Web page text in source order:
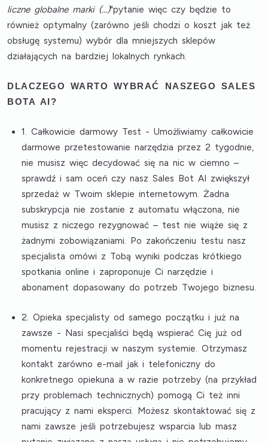
liczne globalne marki (...)"pytanie więc czy będzie to
również optymalny (zarówno jeśli chodzi o koszt jak też
obsługę systemu) wybór dla mniejszych sklepów
działających na bardziej lokalnych rynkach.
DLACZEGO WARTO WYBRAĆ NASZEGO SALES
BOTA AI?
1. Całkowicie darmowy Test - Umożliwiamycałkowicie
darmowe przetestowanie narzędzia przez 2 tygodnie,
nie musisz więc decydować się na nic w ciemno –
sprawdź i sam oceń czy nasz Sales Bot AI zwiększył
sprzedaż w Twoim sklepie internetowym. Żadna
subskrypcja nie zostanie z automatu włączona, nie
musisz z niczego rezygnować – test nie wiąże się z
żadnymi zobowiązaniami. Po zakończeniu testu nasz
specjalista omówi z Tobą wyniki podczas krótkiego
spotkania online i zaproponuje Ci narzędzie i
abonament dopasowany do potrzeb Twojego biznesu.
2. Opieka specjalisty od samego początku i już na
zawsze - Nasi specjaliści będą wspierać Cię już od
momentu rejestracji w naszym systemie. Otrzymasz
kontakt zarówno e-mail jak i telefoniczny do
konkretnego opiekuna a w razie potrzeby (na przykład
przy problemach technicznych) pomogą Ci też inni
pracujący z nami eksperci. Możesz skontaktować się z
nami zawsze jeśli potrzebujesz wsparcia lub masz